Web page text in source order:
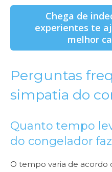
Chega de
experientes te
melhor
Perguntas
simpatia do
Quanto tempo
do congelador
O tempo varia de acordo